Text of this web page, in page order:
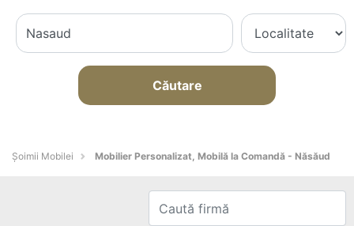
Căutare
Șoimii Mobilei Mobilier Personalizat, Mobilă la Comandă - Năsăud